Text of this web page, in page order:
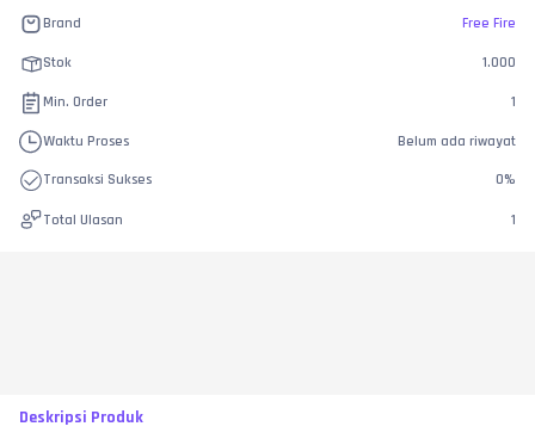
Brand Free Fire
Stok 1.000
Min. Order 1
Waktu Proses Belum ada riwayat
Transaksi Sukses 0%
Total Ulasan 1
Deskripsi Produk